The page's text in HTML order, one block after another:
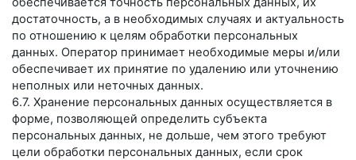
достаточность, а в необходимых случаях и актуальность
по отношению к целям обработки персональных
данных. Оператор принимает необходимые меры и/или
обеспечивает их принятие по удалению или уточнению
неполных или неточных данных.
6.7. Хранение персональных данных осуществляется в
форме, позволяющей определить субъекта
персональных данных, не дольше, чем этого требуют
цели обработки персональных данных, если срок